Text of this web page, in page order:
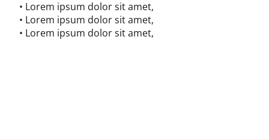
• Lorem ipsum dolor sit amet,
• Lorem ipsum dolor sit amet,
• Lorem ipsum dolor sit amet,